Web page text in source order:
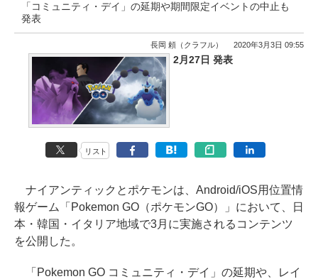
「コミュニティ・デイ」の延期や期間限定イベントの中止も
発表
長岡 頼（クラフル） 2020年3月3日 09:55
2月27日 発表
リスト
ナイアンティックとポケモンは、Android/iOS用位置情
報ゲーム「Pokemon GO（ポケモンGO）」において、日
本・韓国・イタリア地域で3月に実施されるコンテンツ
を公開した。
「Pokemon GO コミュニティ・デイ」の延期や、レイ